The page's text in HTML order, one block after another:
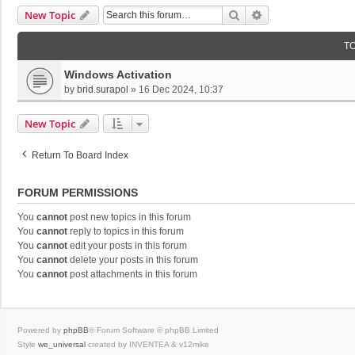
New Topic Search
Windows Activation
by brid.surapol » 16 Dec 2024, 10:37
New Topic
Return To Board Index
FORUM PERMISSIONS
You cannot post new topics in this forum
You cannot reply to topics in this forum
You cannot edit your posts in this forum
You cannot delete your posts in this forum
You cannot post attachments in this forum
Powered by phpBB® Forum Software © phpBB Limited
Style we_universal created by INVENTEA & v12mike